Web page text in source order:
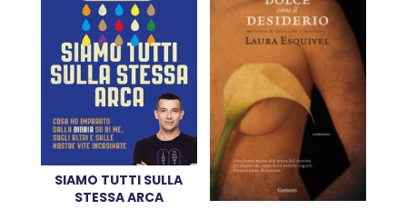
SIAMO TUTTI SULLA
STESSA ARCA